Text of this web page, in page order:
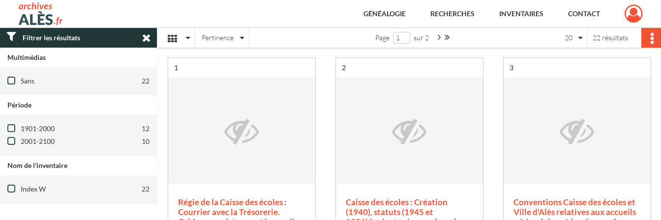
Archives municipales d'Alès GÉNÉALOGIE RECHERCHES INVENTAIRES CONTACT
Filtrer les résultats
Multimédias
Filtre les résultats par : Multimédias
Sans 22
Période
Filtre les résultats par : Période
1901-2000
12
2001-2100
10
Nom de l'inventaire
Filtre les résultats par : Nom de l'inventaire
Index W 22
AffichagePertinence Page sur 2 Page suivante : 1/2 22 résultats
20
Résultat n°
1
Régie de la Caisse des écoles :
Courrier avec la Trésorerie.
Résultat n°
2
Caisse des écoles : Création
(1940), statuts (1945 et
Résultat n°
3
Conventions Caisse des écoles et
Ville d'Alès relatives aux accueils